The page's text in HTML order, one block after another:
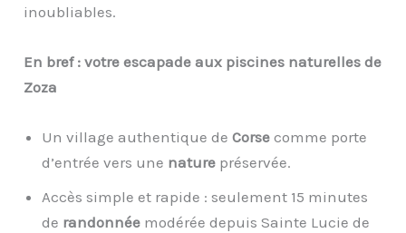
inoubliables.
En bref : votre escapade aux piscines naturelles de
Zoza
Un village authentique deCorse comme porte
d’entrée vers une nature préservée.
Accès simple et rapide : seulement 15 minutes
de randonnée modérée depuis Sainte Lucie de